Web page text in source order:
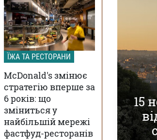
ЇЖА ТА РЕСТОРАНИ
McDonald's змінює
стратегію вперше за
6 років: що
зміниться у
найбільшій мережі
фастфуд-ресторанів
15